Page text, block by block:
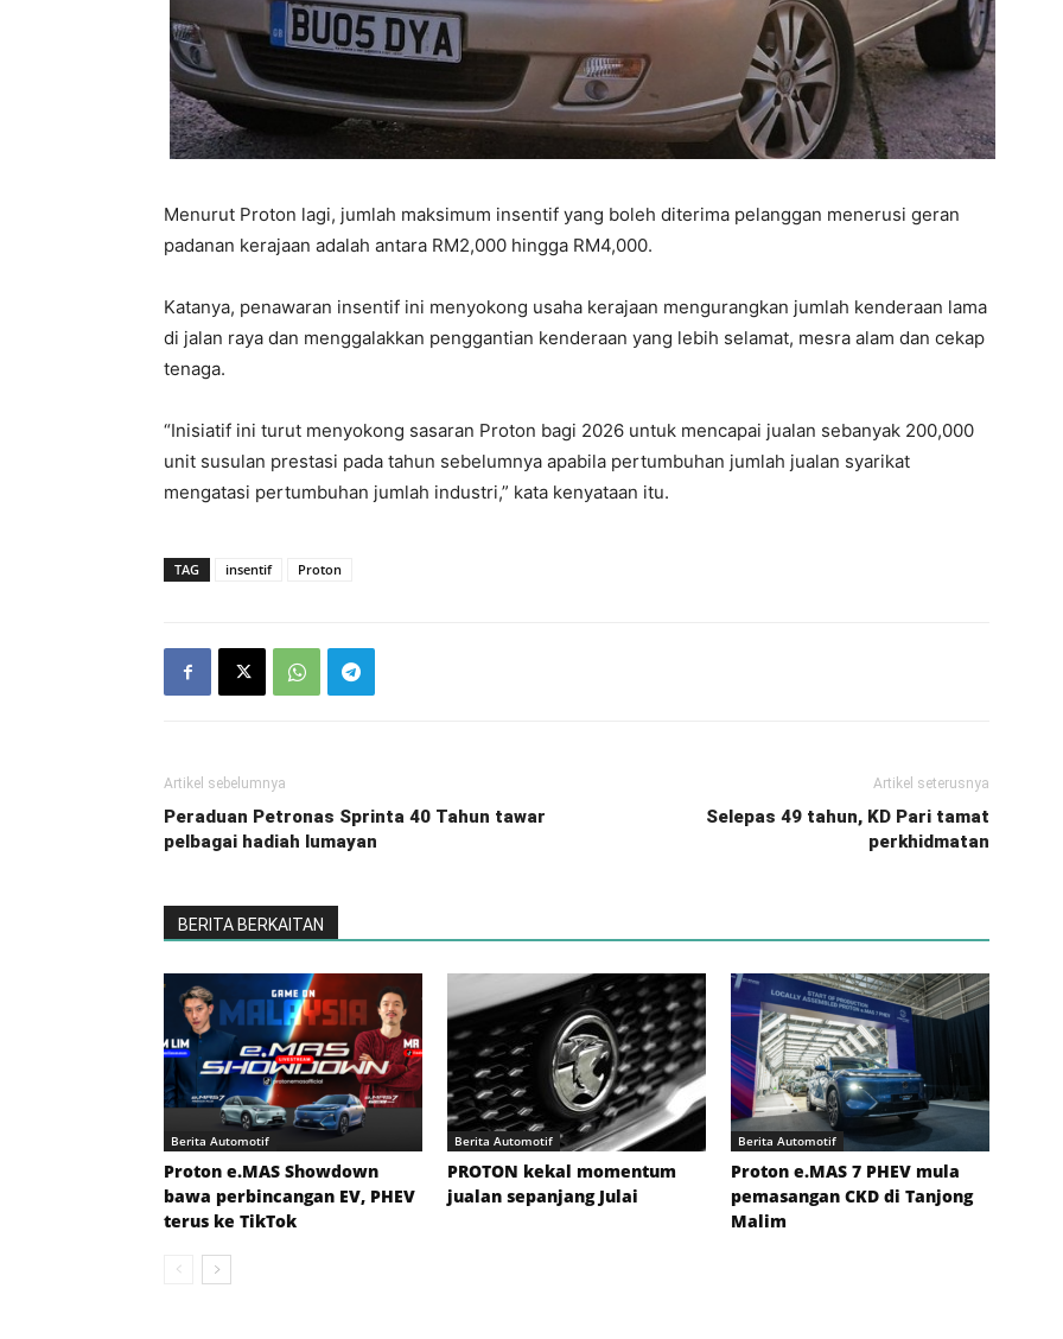
Menurut Proton lagi, jumlah maksimum insentif yang boleh diterima pelanggan menerusi geran
padanan kerajaan adalah antara RM2,000 hingga RM4,000.
Katanya, penawaran insentif ini menyokong usaha kerajaan mengurangkan jumlah kenderaan lama
di jalan raya dan menggalakkan penggantian kenderaan yang lebih selamat, mesra alam dan cekap
tenaga.
“Inisiatif ini turut menyokong sasaran Proton bagi 2026 untuk mencapai jualan sebanyak 200,000
unit susulan prestasi pada tahun sebelumnya apabila pertumbuhan jumlah jualan syarikat
mengatasi pertumbuhan jumlah industri,” kata kenyataan itu.
TAG insentif Proton
Artikel sebelumnya
Peraduan Petronas Sprinta 40 Tahun tawar
pelbagai hadiah lumayan
Artikel seterusnya
Selepas 49 tahun, KD Pari tamat
perkhidmatan
BERITA BERKAITAN
Berita Automotif
Proton e.MAS Showdown
bawa perbincangan EV, PHEV
terus ke TikTok
Berita Automotif
PROTON kekal momentum
jualan sepanjang Julai
Berita Automotif
Proton e.MAS 7 PHEV mula
pemasangan CKD di Tanjong
Malim